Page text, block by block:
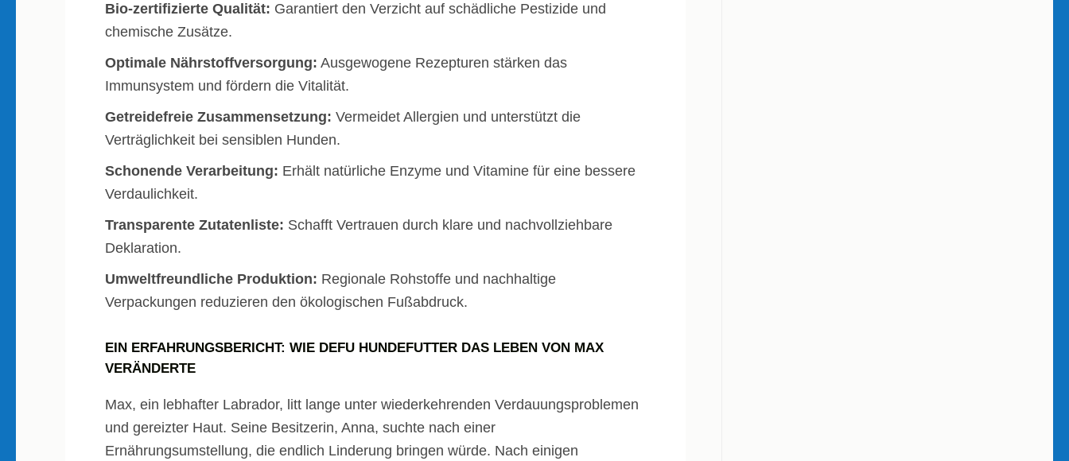
Bio-zertifizierte Qualität: Garantiert den Verzicht auf schädliche Pestizide und
chemische Zusätze.
Optimale Nährstoffversorgung: Ausgewogene Rezepturen stärken das
Immunsystem und fördern die Vitalität.
Getreidefreie Zusammensetzung: Vermeidet Allergien und unterstützt die
Verträglichkeit bei sensiblen Hunden.
Schonende Verarbeitung: Erhält natürliche Enzyme und Vitamine für eine bessere
Verdaulichkeit.
Transparente Zutatenliste: Schafft Vertrauen durch klare und nachvollziehbare
Deklaration.
Umweltfreundliche Produktion: Regionale Rohstoffe und nachhaltige
Verpackungen reduzieren den ökologischen Fußabdruck.
EIN ERFAHRUNGSBERICHT: WIE DEFU HUNDEFUTTER DAS LEBEN VON MAX
VERÄNDERTE
Max, ein lebhafter Labrador, litt lange unter wiederkehrenden Verdauungsproblemen
und gereizter Haut. Seine Besitzerin, Anna, suchte nach einer
Ernährungsumstellung, die endlich Linderung bringen würde. Nach einigen